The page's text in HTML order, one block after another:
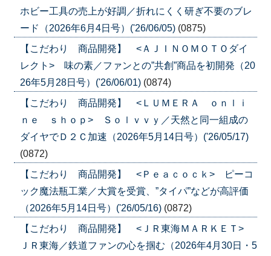
ホビー工具の売上が好調／折れにくく研ぎ不要のブレ
ード（2026年6月4日号）('26/06/05) (0875)
【こだわり 商品開発】 <ＡＪＩＮＯＭＯＴＯダイ
レクト> 味の素／ファンとの”共創”商品を初開発（20
26年5月28日号）('26/06/01) (0874)
【こだわり 商品開発】 <ＬＵＭＥＲＡ ｏｎｌｉ
ｎｅ ｓｈｏｐ> Ｓｏｌｖｖｙ／天然と同一組成の
ダイヤでＤ２Ｃ加速（2026年5月14日号）('26/05/17)
(0872)
【こだわり 商品開発】 <Ｐｅａｃｏｃｋ> ピーコ
ック魔法瓶工業／大賞を受賞、”タイパ”などが高評価
（2026年5月14日号）('26/05/16) (0872)
【こだわり 商品開発】 <ＪＲ東海ＭＡＲＫＥＴ>
ＪＲ東海／鉄道ファンの心を掴む（2026年4月30日・5